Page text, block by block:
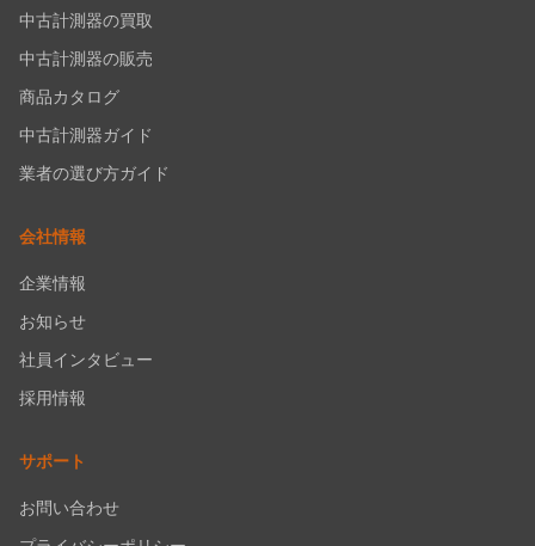
中古計測器の買取
中古計測器の販売
商品カタログ
中古計測器ガイド
業者の選び方ガイド
会社情報
企業情報
お知らせ
社員インタビュー
採用情報
サポート
お問い合わせ